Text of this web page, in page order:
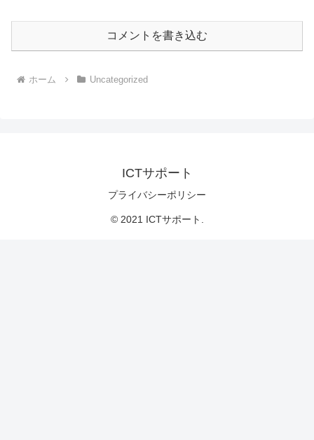
コメントを書き込む
ホーム Uncategorized
ICTサポート
プライバシーポリシー
© 2021 ICTサポート.